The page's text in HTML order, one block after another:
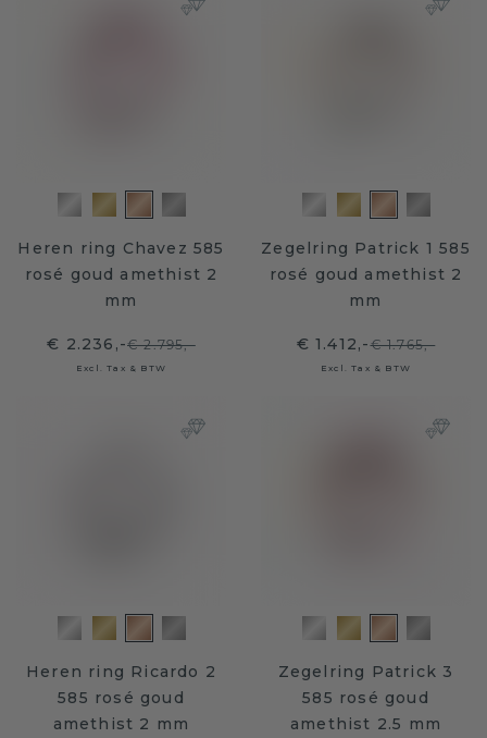
Heren ring Chavez 585
rosé goud amethist 2
mm
€ 2.236,-€ 2.795,-
Excl. Tax & BTW
Zegelring Patrick 1 585
rosé goud amethist 2
mm
€ 1.412,-€ 1.765,-
Excl. Tax & BTW
Heren ring Ricardo 2
585 rosé goud
amethist 2 mm
Zegelring Patrick 3
585 rosé goud
amethist 2.5 mm